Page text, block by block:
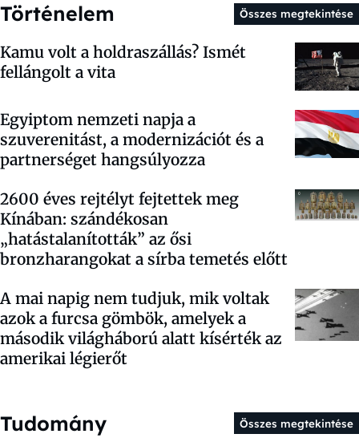
Történelem Összes megtekintése
Kamu volt a holdraszállás? Ismét
fellángolt a vita
Egyiptom nemzeti napja a
szuverenitást, a modernizációt és a
partnerséget hangsúlyozza
2600 éves rejtélyt fejtettek meg
Kínában: szándékosan
„hatástalanították” az ősi
bronzharangokat a sírba temetés előtt
A mai napig nem tudjuk, mik voltak
azok a furcsa gömbök, amelyek a
második világháború alatt kísérték az
amerikai légierőt
Tudomány Összes megtekintése